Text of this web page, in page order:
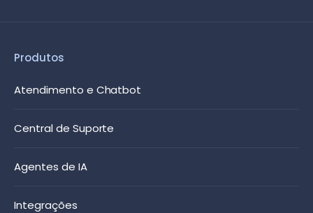
Produtos
Atendimento e Chatbot
Central de Suporte
Agentes de IA
Integrações